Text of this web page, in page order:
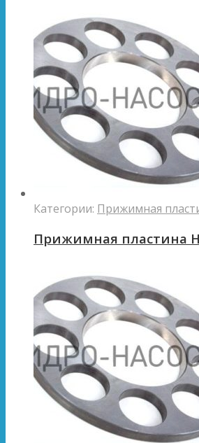
Категории: Прижимная
Прижимная пластина